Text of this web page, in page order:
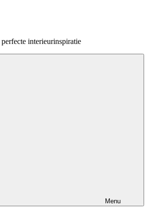
interieurinspiratie
Menu